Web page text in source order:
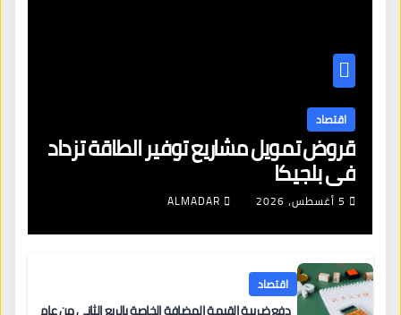
اقتصاد
قروض تمويل مشاريع توفير الطاقة تزداد
في بلجيكا
5 أغسطس، 2026 ALMADAR
اقتصاد
دفع ضريبة القيمة المضافة الخاصة بالربع الثاني من عام